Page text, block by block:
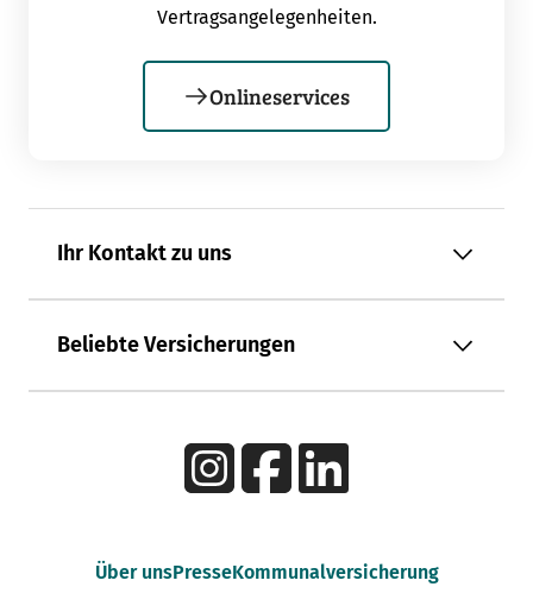
Vertragsangelegenheiten.
Onlineservices
Ihr Kontakt zu uns
Beliebte Versicherungen
Über unsPresseKommunalversicherung